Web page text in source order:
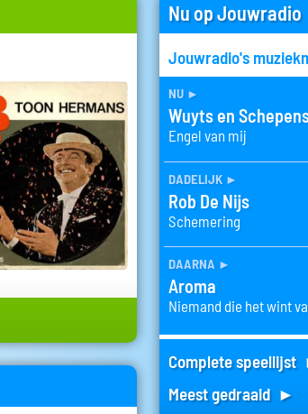
Nu op Jouwradio
Jouwradio's
nu ►
Wuyts en
Engel van mij
dadelijk ►
Rob De Nijs
Schemering
daarna ►
Aroma
Niemand die het wint
Complete
Meest gedraaid ►